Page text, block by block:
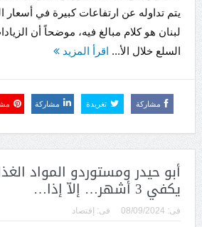
يتم تداوله عن ارتفاعات كبيرة في أسعار
لبنان هو كلام مبالغ فيه، موضحاً أن
السلع خلال الأ... اقرأ المزيد
مشاركة تغريدة مشاركة
أبو حيدر ومستوردو المواد
يكفي 3 أشهر… إلاّ إذا…
فى: 08/09/2024 فى: إقتصاد